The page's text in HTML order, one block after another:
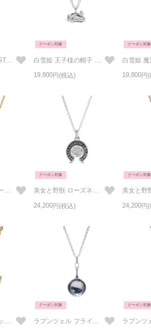
スター・ウォーズ"STARWARS™" イントロダクトメッセージネックレス-シルバー（鏡面仕上）
クーポン対象
19,800
クーポン対象
19,800
眠れる森の美女 オーロラ姫と妖精たちのネックレス ゴールド
クーポン対象
美女と野獣 ローズネックレス プリンス シルバー
24,200
クーポン対象
24,200
クーポン対象 クーポン対象